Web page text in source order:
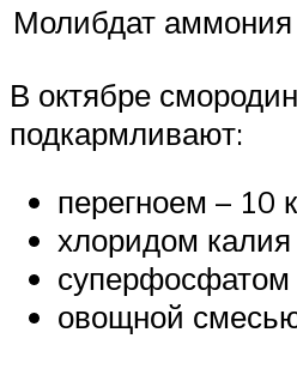
Молибдат аммония
В октябре
подкармливают:
перегноем – 10
хлоридом калия
суперфосфатом
овощной